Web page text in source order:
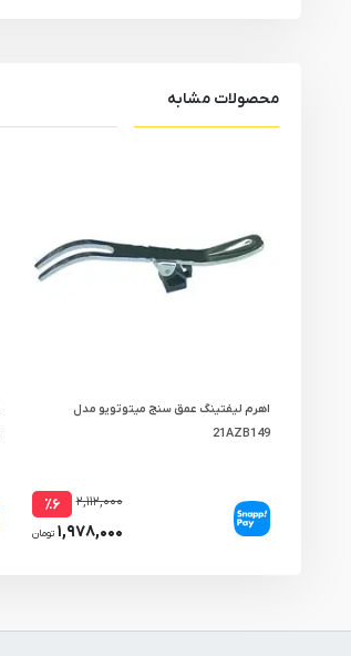
محصولات مشابه
اهرم لیفتینگ عمق سنج میتوتویو مدل
21AZB149
۲,۱۱۲,۰۰۰ ٪۶
۱,۹۷۸,۰۰۰ تومان